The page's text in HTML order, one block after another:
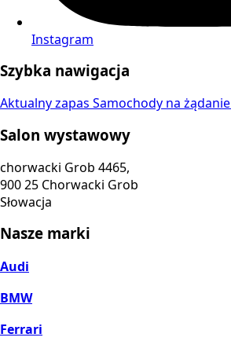
Instagram
Szybka nawigacja
Aktualny zapas Samochody na żądanie
Salon wystawowy
chorwacki Grob 4465,
900 25 Chorwacki Grob
Słowacja
Nasze marki
Audi
BMW
Ferrari